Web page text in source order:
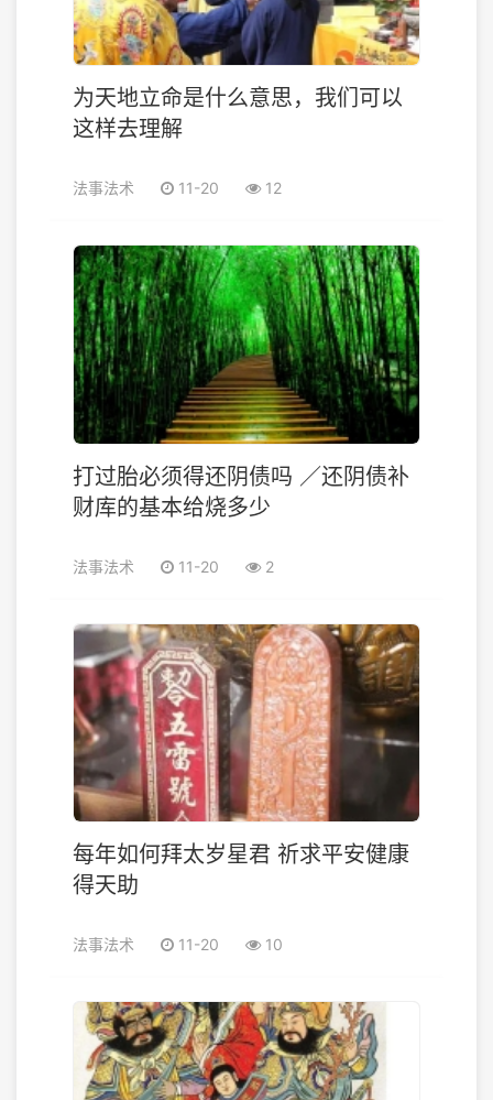
为天地立命是什么意思，我们可以
这样去理解
法事法术 11-20 12
打过胎必须得还阴债吗 ／还阴债补
财库的基本给烧多少
法事法术 11-20 2
每年如何拜太岁星君 祈求平安健康
得天助
法事法术 11-20 10